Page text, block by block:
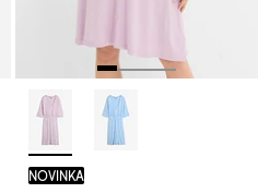
novinka